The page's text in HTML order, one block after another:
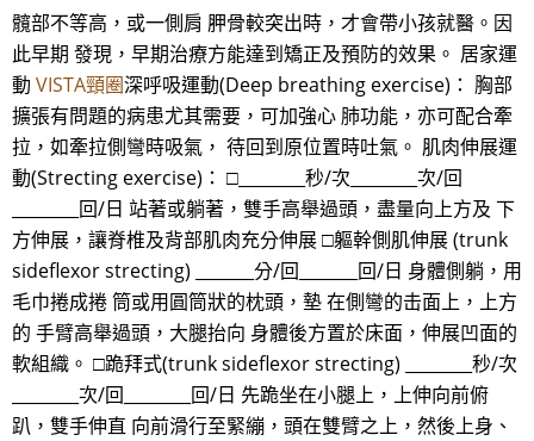
髖部不等高，或一側肩 胛骨較突出時，才會帶小孩就醫。因
此早期 發現，早期治療方能達到矯正及預防的效果。 居家運
動 VISTA頸圈深呼吸運動(Deep breathing exercise)： 胸部
擴張有問題的病患尤其需要，可加強心 肺功能，亦可配合牽
拉，如牽拉側彎時吸氣， 待回到原位置時吐氣。 肌肉伸展運
動(Strecting exercise)： □________秒/次________次/回
________回/日 站著或躺著，雙手高舉過頭，盡量向上方及 下
方伸展，讓脊椎及背部肌肉充分伸展 □軀幹側肌伸展 (trunk
sideflexor strecting) _______分/回_______回/日 身體側躺，用
毛巾捲成捲 筒或用圓筒狀的枕頭，墊 在側彎的击面上，上方
的 手臂高舉過頭，大腿抬向 身體後方置於床面，伸展凹面的
軟組織。 □跪拜式(trunk sideflexor strecting) ________秒/次
________次/回________回/日 先跪坐在小腿上，上伸向前俯
趴，雙手伸直 向前滑行至緊繃，頭在雙臂之上，然後上身、